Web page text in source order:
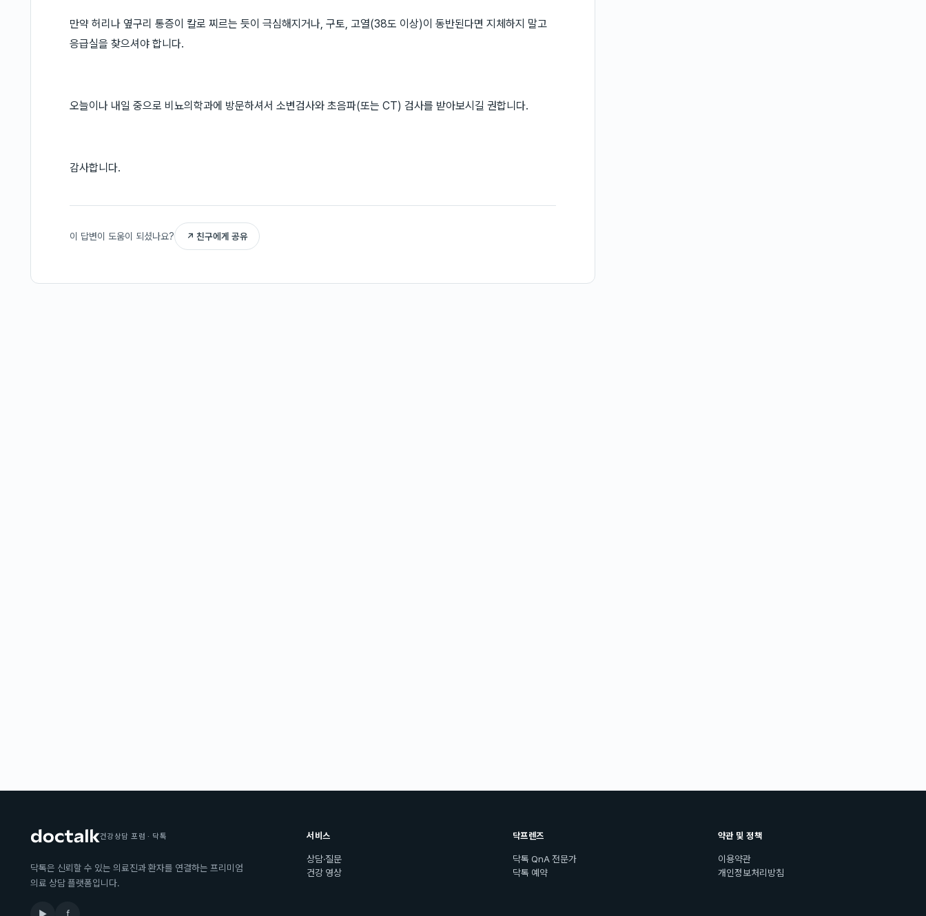
만약 허리나 옆구리 통증이 칼로 찌르는 듯이 극심해지거나, 구토, 고열(38도 이상)이 동반된다면 지체하지 말고
응급실을 찾으셔야 합니다.
오늘이나 내일 중으로 비뇨의학과에 방문하셔서 소변검사와 초음파(또는 CT) 검사를 받아보시길 권합니다.
감사합니다.
이 답변이 도움이 되셨나요? ↗ 친구에게 공유
건강상담 포럼 · 닥톡
닥톡은 신뢰할 수 있는 의료진과 환자를 연결하는 프리미엄
의료 상담 플랫폼입니다.
▶ f
서비스
상담·질문
건강 영상
닥프렌즈
닥톡 QnA 전문가
닥톡 예약
약관 및 정책
이용약관
개인정보처리방침